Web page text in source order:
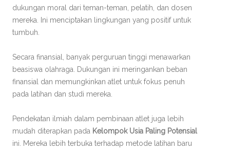
dukungan moral dari teman-teman, pelatih, dan dosen
mereka. Ini menciptakan lingkungan yang positif untuk
tumbuh.
Secara finansial, banyak perguruan tinggi menawarkan
beasiswa olahraga. Dukungan ini meringankan beban
finansial dan memungkinkan atlet untuk fokus penuh
pada latihan dan studi mereka.
Pendekatan ilmiah dalam pembinaan atlet juga lebih
mudah diterapkan pada Kelompok Usia Paling Potensial
ini. Mereka lebih terbuka terhadap metode latihan baru